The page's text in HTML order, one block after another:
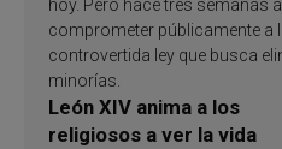
hoy. Pero hace tres semanas
comprometer públicamente a
controvertida ley que busca
minorías.
León XIV anima a los
religiosos a ver la vida